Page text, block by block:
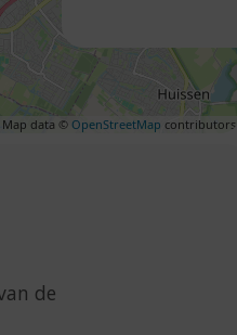
Map data ©OpenStreetMap contributors
de